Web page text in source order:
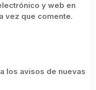
y web en
vez que comente.
los avisos de nuevas